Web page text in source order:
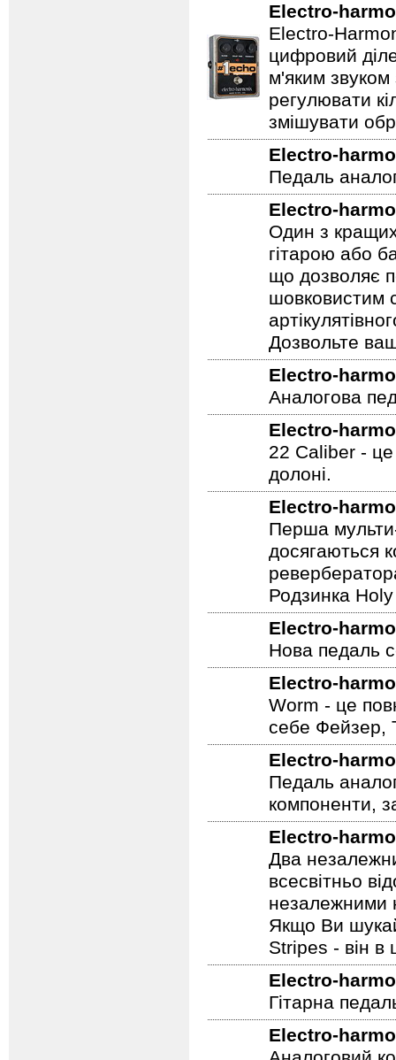
Electro-
Electro-
цифровий
м'яким
регулювати
змішувати
Electro-
Педаль
Electro-
Один з
гітарою або
що дозволяє
шовковистим
Дозвольте
Electro-
Аналогова
Electro-
22 Caliber - це
долоні.
Electro-
Перша
досягаються
Родзинка
Electro-
Нова педаль
Electro-
Worm - це
себе Фейзер,
Electro-
Педаль
компоненти,
Electro-
Два
всесвітньо
незалежними
Якщо Ви
Stripes - він в
Electro-
Гітарна
Electro-